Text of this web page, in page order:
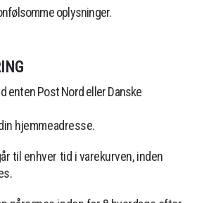
oplysninger.
enten Post Nord eller Danske
hjemmeadresse.
til enhver tid i varekurven, inden